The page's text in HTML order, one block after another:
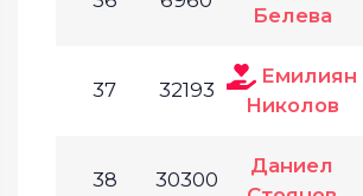
Белева
37 32193
Емилиян
Николов
38 30300
Даниел